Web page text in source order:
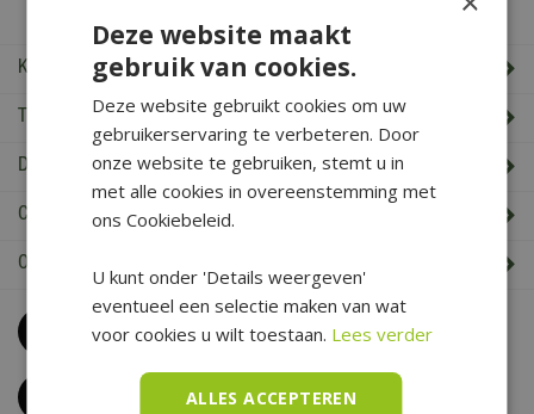
Klantenservice
Tuincentrum De Boet
De Boet klantenkaart
Cadeaukaart saldo check
Openingstijden & Contact
Bel0226 352 197
(maandag t/m zaterdag van 09.00 t/m 17.00 uur)
Klantenservice
Deze website maakt
gebruik van cookies.
Deze website gebruikt cookies om uw
gebruikerservaring te verbeteren. Door
onze website te gebruiken, stemt u in
met alle cookies in overeenstemming met
ons Cookiebeleid.
U kunt onder 'Details weergeven'
eventueel een selectie maken van wat
voor cookies u wilt toestaan. Lees verder
ALLES ACCEPTEREN